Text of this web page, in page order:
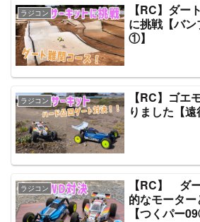
ラジコン
【RC】ダー
に挑戦【バ
①】
ラジコン
【RC】ゴエ
りました【遠
ラジコン
【RC】 ダ
的なモータ
【つくパー